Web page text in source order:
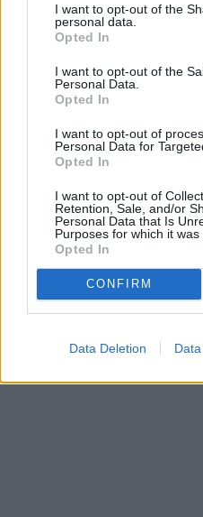
de su consentimiento, pero
rechazar tal procesamiento.
cualquier momento entrando
visitando nuestra política de
I want to opt-out of the
personal data.
Opted In
I want to opt-out of the
Personal Data.
Opted In
I want to opt-out of
Personal Data for
Opted In
I want to opt-out of
Retention, Sale, and/or
Personal Data that Is
Purposes for which it was
Opted In
CONFIRM
Data Deletion